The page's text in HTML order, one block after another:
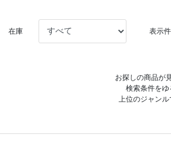
在庫 表示
お探しの商品が
検索条件をゆ
上位のジャン